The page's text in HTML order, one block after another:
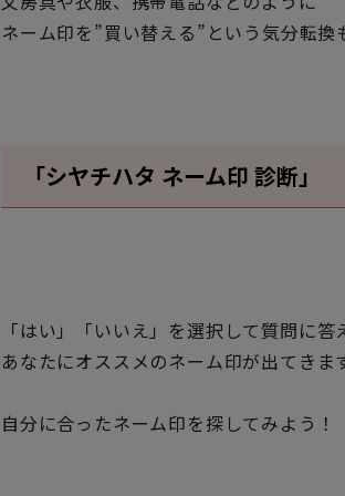
ネーム印を”買い替える”という気分転
「シヤチハタ ネーム印 診断」
「はい」「いいえ」を選択して質問に答
あなたにオススメのネーム印が出てきま
自分に合ったネーム印を探してみよう！